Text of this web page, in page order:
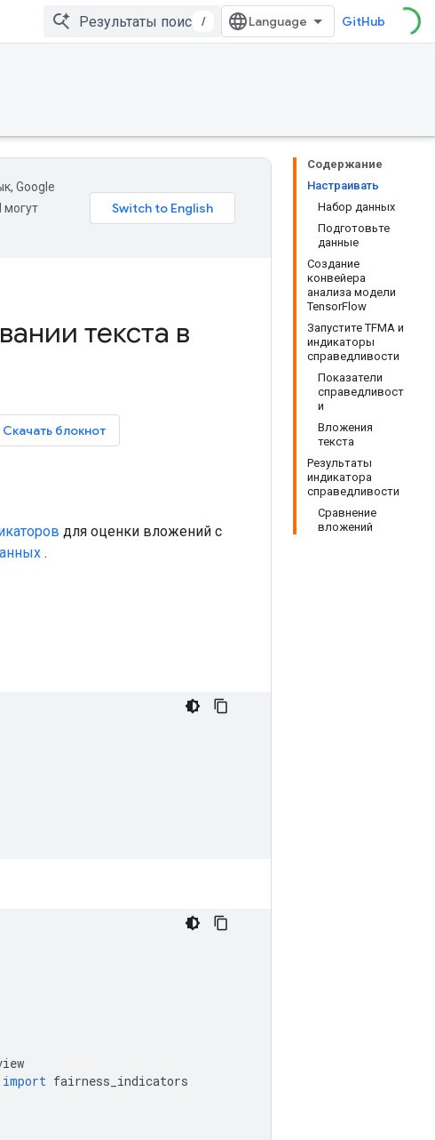
/ GitHub
Содержание
Настраивать
Набор данных
Подготовьте
данные
Создание
конвейера
анализа модели
TensorFlow
Запустите TFMA и
индикаторы
справедливости
Показатели
справедливост
и
Вложения
текста
Результаты
индикатора
справедливости
Сравнение
вложений
Google
могут
текста в
Скачать блокнот
для оценки вложений с
.
import fairness_indicators